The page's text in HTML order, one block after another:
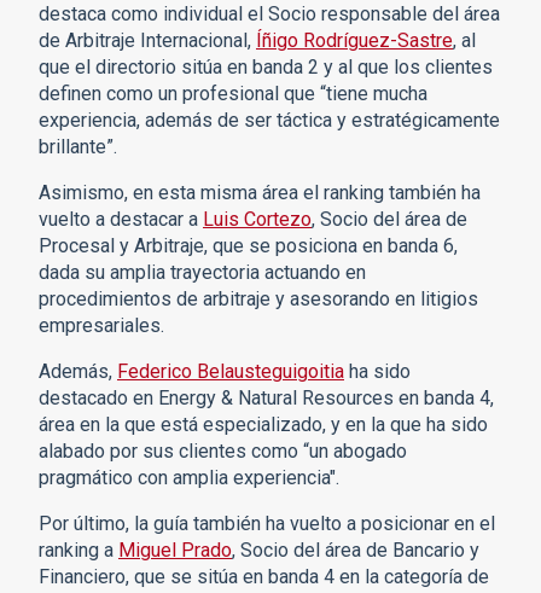
destaca como individual el Socio responsable del área
de Arbitraje Internacional, Íñigo Rodríguez-Sastre, al
que el directorio sitúa en banda 2 y al que los clientes
definen como un profesional que “tiene mucha
experiencia, además de ser táctica y estratégicamente
brillante”.
Asimismo, en esta misma área el ranking también ha
vuelto a destacar a Luis Cortezo, Socio del área de
Procesal y Arbitraje, que se posiciona en banda 6,
dada su amplia trayectoria actuando en
procedimientos de arbitraje y asesorando en litigios
empresariales.
Además, Federico Belausteguigoitia ha sido
destacado en Energy & Natural Resources en banda 4,
área en la que está especializado, y en la que ha sido
alabado por sus clientes como “un abogado
pragmático con amplia experiencia".
Por último, la guía también ha vuelto a posicionar en el
ranking a Miguel Prado, Socio del área de Bancario y
Financiero, que se sitúa en banda 4 en la categoría de